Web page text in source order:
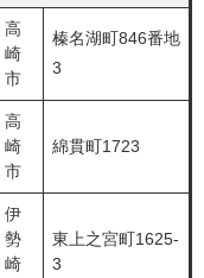
​高
崎
市
榛名湖町846番地
3
高
崎
市
綿貫町1723
伊
勢
崎
東上之宮町1625-
3